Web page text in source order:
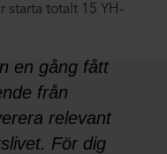
starta totalt 15 YH-
en gång fått
från
relevant
För dig